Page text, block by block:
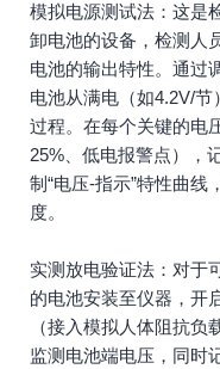
模拟电源测试法：这是
卸电池的设备，检测人
电池的输出特性。通过
电池从满电（如4.2V/
过程。在每个关键的电
25%、低电报警点），
制“电压-指示”特性曲线
度。
实测放电验证法：对于
的电池安装至仪器，开
（接入模拟人体阻抗
监测电池端电压，同时